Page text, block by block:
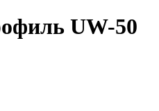
UW-50